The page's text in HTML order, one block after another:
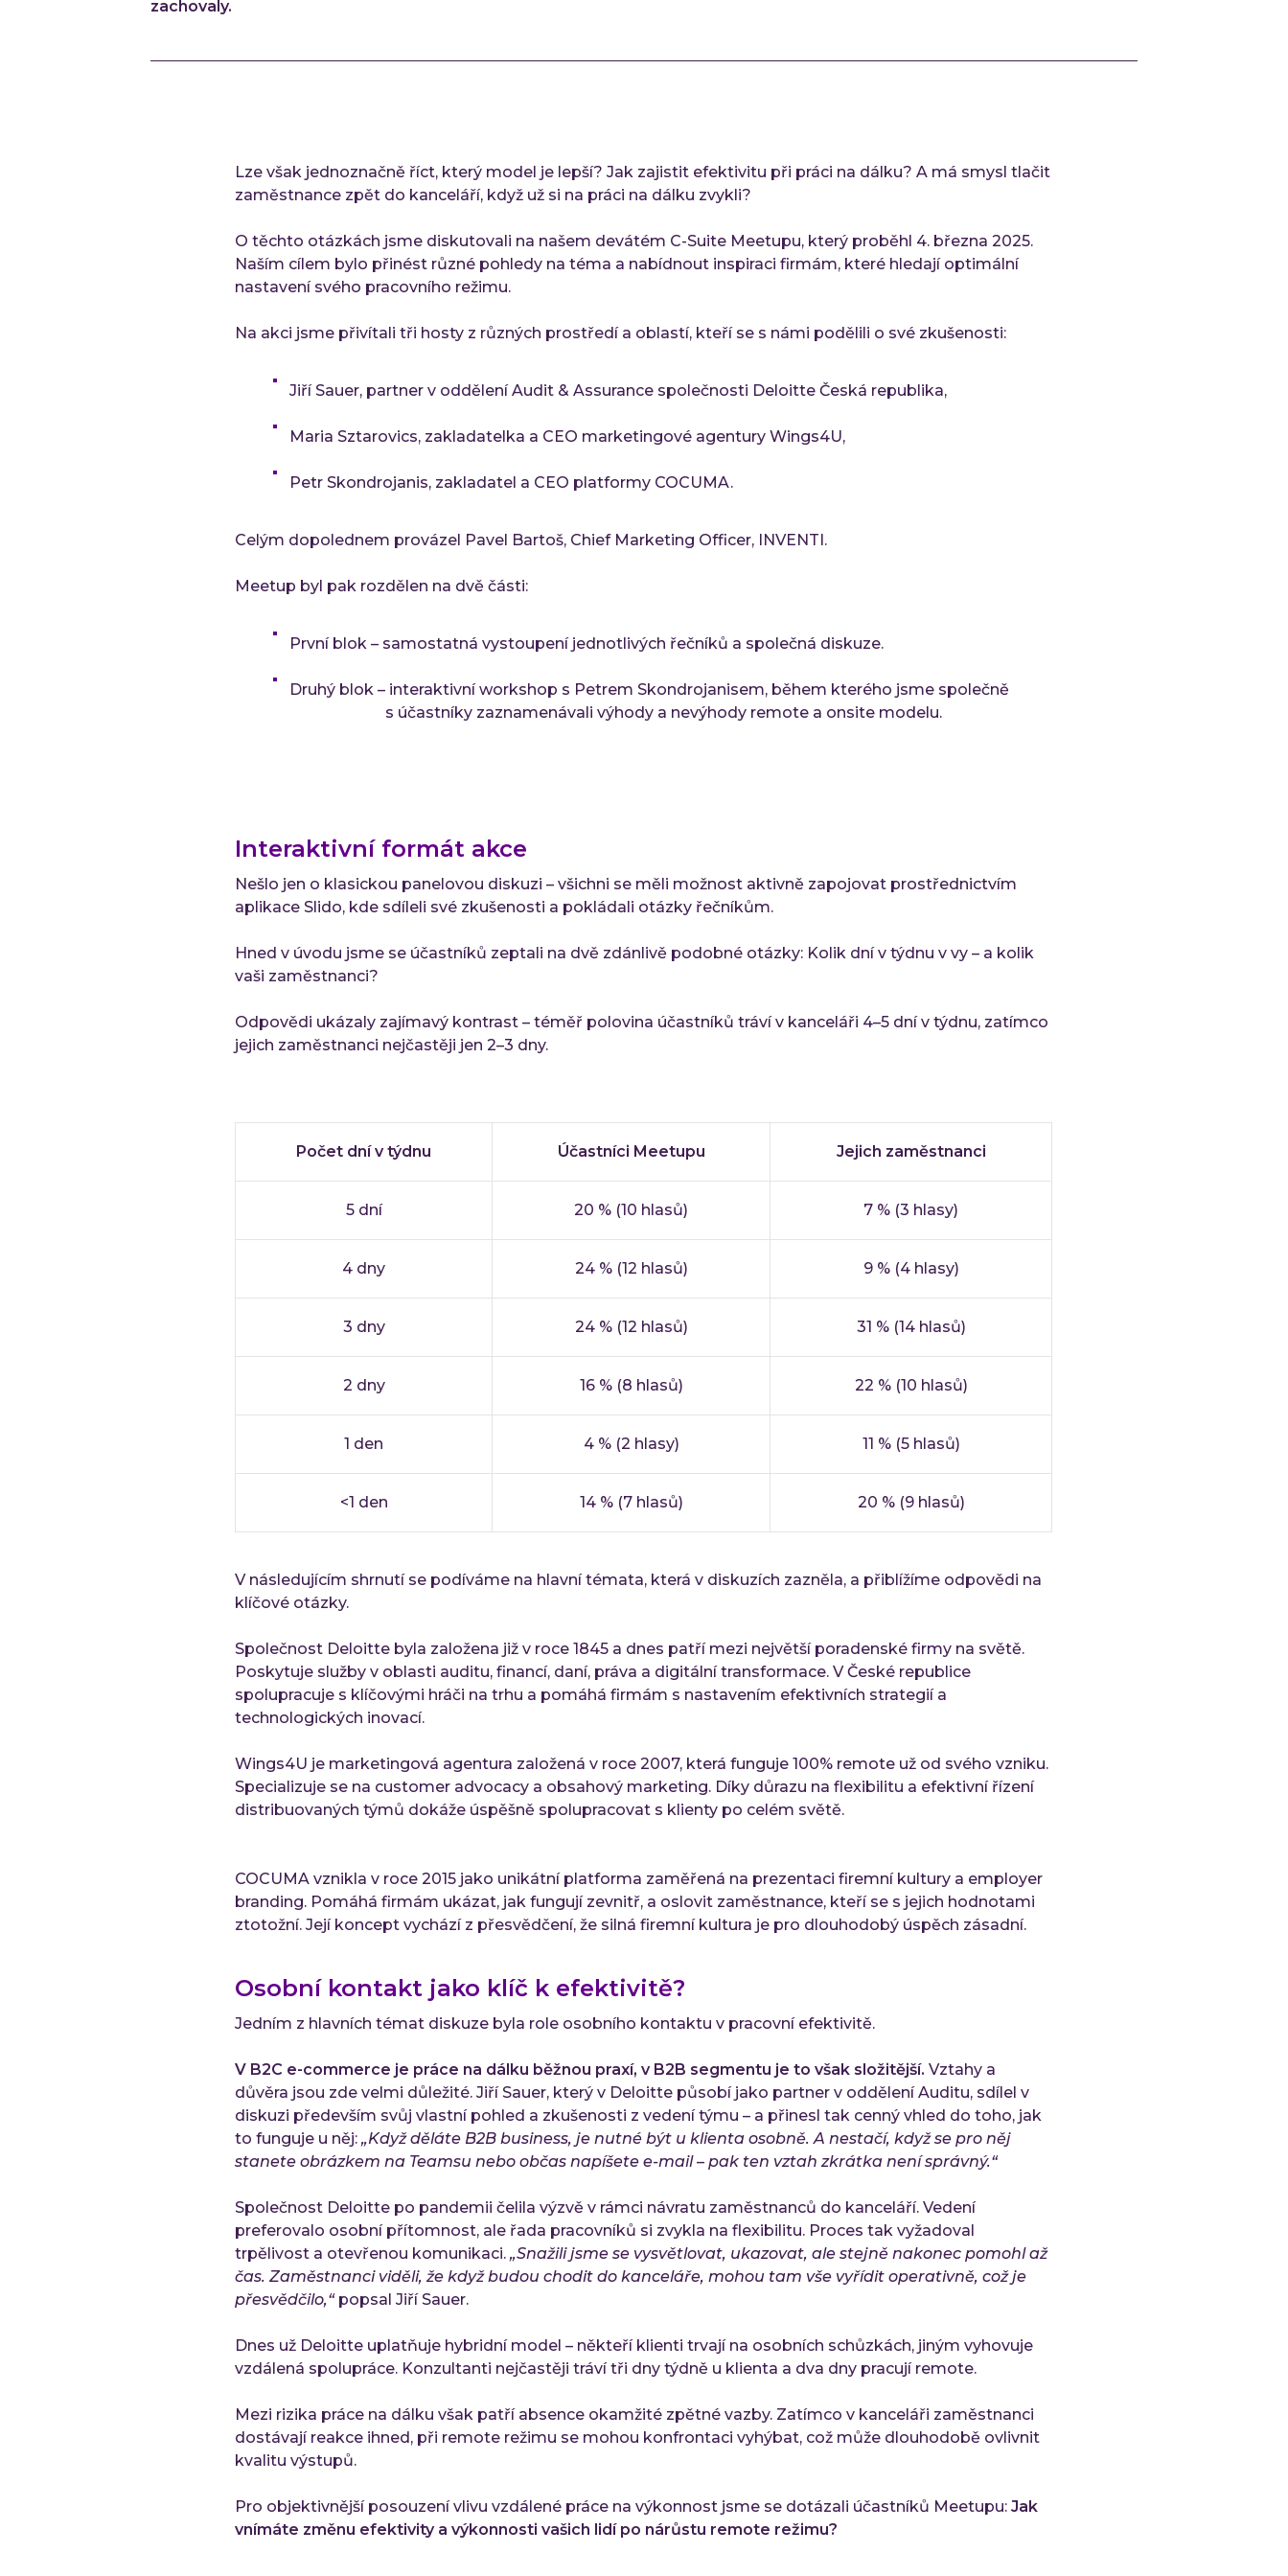
zachovaly.
Lze však jednoznačně říct, který model je lepší? Jak zajistit efektivitu při práci na dálku? A má smysl tlačit
zaměstnance zpět do kanceláří, když už si na práci na dálku zvykli?
O těchto otázkách jsme diskutovali na našem devátém C-Suite Meetupu, který proběhl 4. března 2025.
Naším cílem bylo přinést různé pohledy na téma a nabídnout inspiraci firmám, které hledají optimální
nastavení svého pracovního režimu.
Na akci jsme přivítali tři hosty z různých prostředí a oblastí, kteří se s námi podělili o své zkušenosti:
Jiří Sauer, partner v oddělení Audit & Assurance společnosti Deloitte Česká republika,
Maria Sztarovics, zakladatelka a CEO marketingové agentury Wings4U,
Petr Skondrojanis, zakladatel a CEO platformy COCUMA.
Celým dopolednem provázel Pavel Bartoš, Chief Marketing Officer, INVENTI.
Meetup byl pak rozdělen na dvě části:
První blok – samostatná vystoupení jednotlivých řečníků a společná diskuze.
Druhý blok – interaktivní workshop s Petrem Skondrojanisem, během kterého jsme společně
s účastníky zaznamenávali výhody a nevýhody remote a onsite modelu.
Interaktivní formát akce
Nešlo jen o klasickou panelovou diskuzi – všichni se měli možnost aktivně zapojovat prostřednictvím
aplikace Slido, kde sdíleli své zkušenosti a pokládali otázky řečníkům.
Hned v úvodu jsme se účastníků zeptali na dvě zdánlivě podobné otázky: Kolik dní v týdnu v vy – a kolik
vaši zaměstnanci?
Odpovědi ukázaly zajímavý kontrast – téměř polovina účastníků tráví v kanceláři 4–5 dní v týdnu, zatímco
jejich zaměstnanci nejčastěji jen 2–3 dny.
Počet dní v týdnu Účastníci Meetupu Jejich zaměstnanci
5 dní 20 % (10 hlasů) 7 % (3 hlasy)
4 dny 24 % (12 hlasů) 9 % (4 hlasy)
3 dny 24 % (12 hlasů) 31 % (14 hlasů)
2 dny 16 % (8 hlasů) 22 % (10 hlasů)
1 den 4 % (2 hlasy) 11 % (5 hlasů)
<1 den 14 % (7 hlasů) 20 % (9 hlasů)
V následujícím shrnutí se podíváme na hlavní témata, která v diskuzích zazněla, a přiblížíme odpovědi na
klíčové otázky.
Společnost Deloitte byla založena již v roce 1845 a dnes patří mezi největší poradenské firmy na světě.
Poskytuje služby v oblasti auditu, financí, daní, práva a digitální transformace. V České republice
spolupracuje s klíčovými hráči na trhu a pomáhá firmám s nastavením efektivních strategií a
technologických inovací.
Wings4U je marketingová agentura založená v roce 2007, která funguje 100% remote už od svého vzniku.
Specializuje se na customer advocacy a obsahový marketing. Díky důrazu na flexibilitu a efektivní řízení
distribuovaných týmů dokáže úspěšně spolupracovat s klienty po celém světě.
COCUMA vznikla v roce 2015 jako unikátní platforma zaměřená na prezentaci firemní kultury a employer
branding. Pomáhá firmám ukázat, jak fungují zevnitř, a oslovit zaměstnance, kteří se s jejich hodnotami
ztotožní. Její koncept vychází z přesvědčení, že silná firemní kultura je pro dlouhodobý úspěch zásadní.
Osobní kontakt jako klíč k efektivitě?
Jedním z hlavních témat diskuze byla role osobního kontaktu v pracovní efektivitě.
V B2C e-commerce je práce na dálku běžnou praxí, v B2B segmentu je to však složitější. Vztahy a
důvěra jsou zde velmi důležité. Jiří Sauer, který v Deloitte působí jako partner v oddělení Auditu, sdílel v
diskuzi především svůj vlastní pohled a zkušenosti z vedení týmu – a přinesl tak cenný vhled do toho, jak
to funguje u něj:„Když děláte B2B business, je nutné být u klienta osobně. A nestačí, když se pro něj
stanete obrázkem na Teamsu nebo občas napíšete e-mail – pak ten vztah zkrátka není správný.“
Společnost Deloitte po pandemii čelila výzvě v rámci návratu zaměstnanců do kanceláří. Vedení
preferovalo osobní přítomnost, ale řada pracovníků si zvykla na flexibilitu. Proces tak vyžadoval
trpělivost a otevřenou komunikaci.„Snažili jsme se vysvětlovat, ukazovat, ale stejně nakonec pomohl až
čas. Zaměstnanci viděli, že když budou chodit do kanceláře, mohou tam vše vyřídit operativně, což je
přesvědčilo,“popsal Jiří Sauer.
Dnes už Deloitte uplatňuje hybridní model – někteří klienti trvají na osobních schůzkách, jiným vyhovuje
vzdálená spolupráce. Konzultanti nejčastěji tráví tři dny týdně u klienta a dva dny pracují remote.
Mezi rizika práce na dálku však patří absence okamžité zpětné vazby. Zatímco v kanceláři zaměstnanci
dostávají reakce ihned, při remote režimu se mohou konfrontaci vyhýbat, což může dlouhodobě ovlivnit
kvalitu výstupů.
Pro objektivnější posouzení vlivu vzdálené práce na výkonnost jsme se dotázali účastníků Meetupu:Jak
vnímáte změnu efektivity a výkonnosti vašich lidí po nárůstu remote režimu?